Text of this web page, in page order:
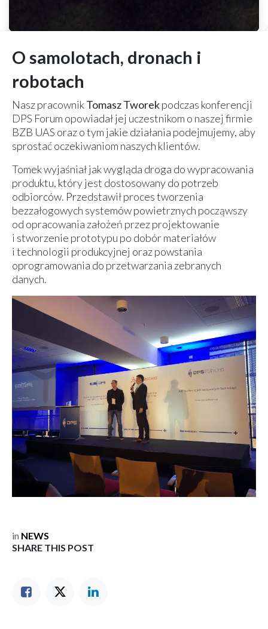
O samolotach, dronach i
robotach
Nasz pracownikTomasz Tworekpodczas konferencji
DPS Forum opowiadał jej uczestnikom o naszej firmie
BZB UAS oraz o tym jakie działania podejmujemy, aby
sprostać oczekiwaniom naszych klientów.
Tomek wyjaśniał jak wygląda droga do wypracowania
produktu, który jest dostosowany do potrzeb
odbiorców. Przedstawił proces tworzenia
bezzałogowych systemów powietrznych począwszy
od opracowania założeń przez projektowanie
i stworzenie prototypu po dobór materiałów
i technologii produkcyjnej oraz powstania
oprogramowania do przetwarzania zebranych
danych.
in NEWS
SHARE THIS POST